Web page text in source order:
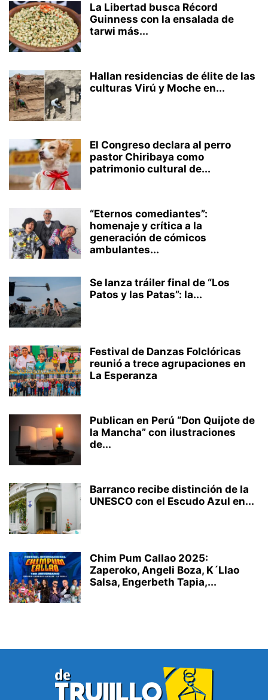
La Libertad busca Récord
Guinness con la ensalada de
tarwi más...
Hallan residencias de élite de las
culturas Virú y Moche en...
El Congreso declara al perro
pastor Chiribaya como
patrimonio cultural de...
“Eternos comediantes”:
homenaje y crítica a la
generación de cómicos
ambulantes...
Se lanza tráiler final de “Los
Patos y las Patas”: la...
Festival de Danzas Folclóricas
reunió a trece agrupaciones en
La Esperanza
Publican en Perú “Don Quijote de
la Mancha” con ilustraciones
de...
Barranco recibe distinción de la
UNESCO con el Escudo Azul en...
Chim Pum Callao 2025:
Zaperoko, Angeli Boza, K´Llao
Salsa, Engerbeth Tapia,...